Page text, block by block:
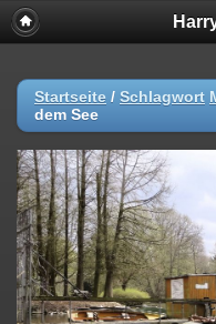
Startseite / Schlagwort
dem See